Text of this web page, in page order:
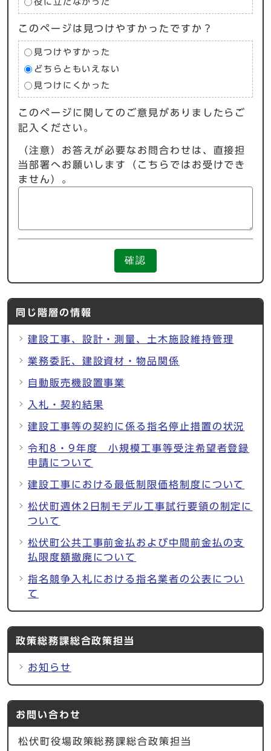
役に立たなかった
このページは見つけやすかったですか？
見つけやすかった
どちらともいえない
見つけにくかった
このページに関してのご意見がありましたらご
記入ください。
（注意）お答えが必要なお問合わせは、直接担
当部署へお願いします（こちらではお受けでき
ません）。
確認
同じ階層の情報
建設工事、設計・測量、土木施設維持管理
業務委託、建設資材・物品関係
自動販売機設置事業
入札・契約結果
建設工事等の契約に係る指名停止措置の状況
令和8・9年度 小規模工事等受注希望者登録
申請について
建設工事における最低制限価格制度について
松伏町週休2日制モデル工事試行要領の制定に
ついて
松伏町公共工事前金払および中間前金払の支
払限度額撤廃について
指名競争入札における指名業者の公表につい
て
政策総務課総合政策担当
お知らせ
お問い合わせ
松伏町役場政策総務課総合政策担当